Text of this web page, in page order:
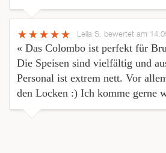
Leila S. bewertet am
« Das Colombo ist perfekt für
Die Speisen sind vielfältig und
Personal ist extrem nett. Vor
den Locken :) Ich komme gerne